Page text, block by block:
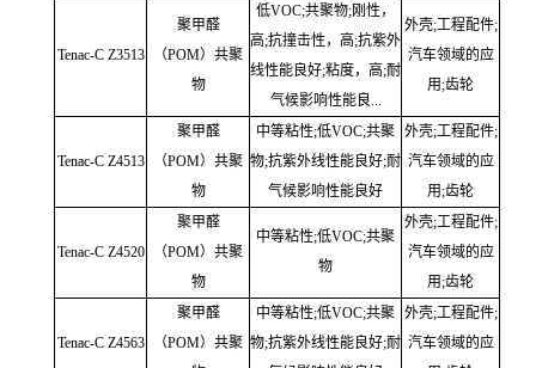
Tenac-C Z3513
聚甲醛
（POM）共聚
物
低VOC;共聚物;刚性，
高;抗撞击性，高;抗紫外
线性能良好;粘度，高;耐
气候影响性能良...
外壳;工程配件;
汽车领域的应
用;齿轮
Tenac-C Z4513
聚甲醛
（POM）共聚
物
中等粘性;低VOC;共聚
物;抗紫外线性能良好;耐
气候影响性能良好
外壳;工程配件;
汽车领域的应
用;齿轮
Tenac-C Z4520
聚甲醛
（POM）共聚
物
中等粘性;低VOC;共聚
物
外壳;工程配件;
汽车领域的应
用;齿轮
Tenac-C Z4563
聚甲醛
（POM）共聚
中等粘性;低VOC;共聚
物;抗紫外线性能良好;耐
外壳;工程配件;
汽车领域的应